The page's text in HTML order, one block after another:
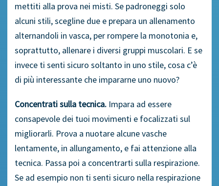
mettiti alla prova nei misti. Se padroneggi solo
alcuni stili, scegline due e prepara un allenamento
alternandoli in vasca, per rompere la monotonia e,
soprattutto, allenare i diversi gruppi muscolari. E se
invece ti senti sicuro soltanto in uno stile, cosa c’è
di più interessante che impararne uno nuovo?
Concentrati sulla tecnica. Impara ad essere
consapevole dei tuoi movimenti e focalizzati sul
migliorarli. Prova a nuotare alcune vasche
lentamente, in allungamento, e fai attenzione alla
tecnica. Passa poi a concentrarti sulla respirazione.
Se ad esempio non ti senti sicuro nella respirazione